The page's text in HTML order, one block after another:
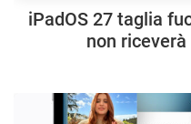
iPadOS 27 taglia
non riceverà